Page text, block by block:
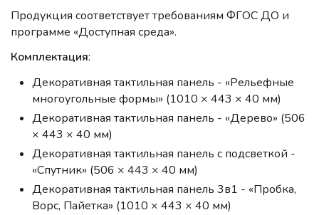
Продукция соответствует требованиям ФГОС ДО и
программе «Доступная среда».
Комплектация:
Декоративная тактильная панель - «Рельефные
многоугольные формы» (1010 × 443 × 40 мм)
Декоративная тактильная панель - «Дерево» (506
× 443 × 40 мм)
Декоративная тактильная панель с подсветкой -
«Спутник» (506 × 443 × 40 мм)
Декоративная тактильная панель 3в1 - «Пробка,
Ворс, Пайетка» (1010 × 443 × 40 мм)